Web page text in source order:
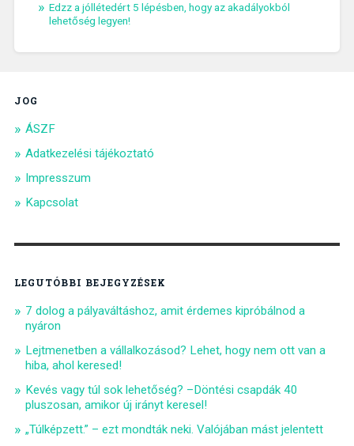
Edzz a jóllétedért 5 lépésben, hogy az akadályokból
lehetőség legyen!
JOG
ÁSZF
Adatkezelési tájékoztató
Impresszum
Kapcsolat
LEGUTÓBBI BEJEGYZÉSEK
7 dolog a pályaváltáshoz, amit érdemes kipróbálnod a
nyáron
Lejtmenetben a vállalkozásod? Lehet, hogy nem ott van a
hiba, ahol keresed!
Kevés vagy túl sok lehetőség? –Döntési csapdák 40
pluszosan, amikor új irányt keresel!
„Túlképzett.” – ezt mondták neki. Valójában mást jelentett